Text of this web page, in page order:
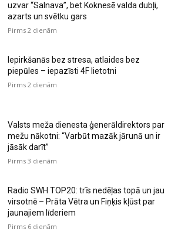
uzvar “Salnava”, bet Koknesē valda dubļi,
azarts un svētku gars
Pirms 2 dienām
Iepirkšanās bez stresa, atlaides bez
piepūles – iepazīsti 4F lietotni
Pirms 2 dienām
Valsts meža dienesta ģenerāldirektors par
mežu nākotni: “Varbūt mazāk jārunā un ir
jāsāk darīt”
Pirms 3 dienām
Radio SWH TOP20: trīs nedēļas topā un jau
virsotnē – Prāta Vētra un Fiņķis kļūst par
jaunajiem līderiem
Pirms 6 dienām